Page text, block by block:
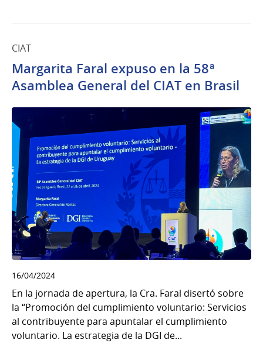
CIAT
Margarita Faral expuso en la 58ª
Asamblea General del CIAT en Brasil
16/04/2024
En la jornada de apertura, la Cra. Faral disertó sobre
la “Promoción del cumplimiento voluntario: Servicios
al contribuyente para apuntalar el cumplimiento
voluntario. La estrategia de la DGI de...